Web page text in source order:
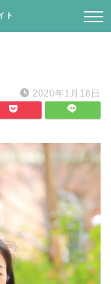
ト
2020年1月18日